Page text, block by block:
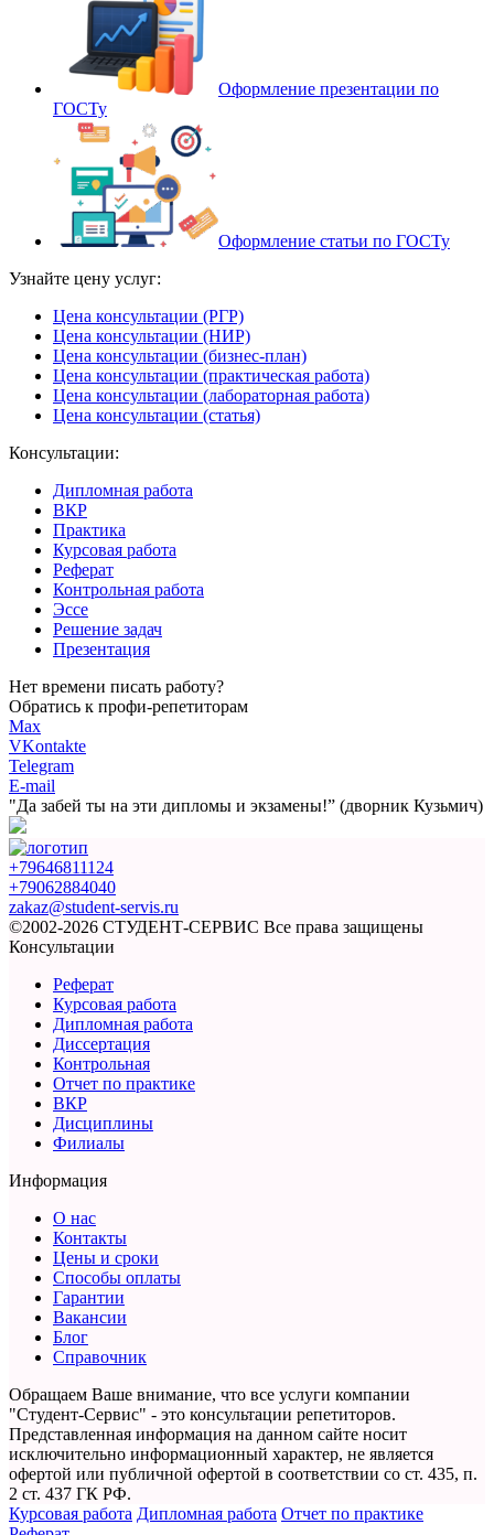
Оформление презентации по
ГОСТу
Оформление статьи по ГОСТу
Узнайте цену услуг:
Цена консультации (РГР)
Цена консультации (НИР)
Цена консультации (бизнес-план)
Цена консультации (практическая работа)
Цена консультации (лабораторная работа)
Цена консультации (статья)
Консультации:
Дипломная работа
ВКР
Практика
Курсовая работа
Реферат
Контрольная работа
Эссе
Решение задач
Презентация
Нет времени писать работу?
Обратись к профи-репетиторам
Max
VKontakte
Telegram
E-mail
"Да забей ты на эти дипломы и экзамены!” (дворник Кузьмич)
+79646811124
+79062884040
zakaz@student-servis.ru
©2002-2026 СТУДЕНТ-СЕРВИС Все права защищены
Консультации
Реферат
Курсовая работа
Дипломная работа
Диссертация
Контрольная
Отчет по практике
ВКР
Дисциплины
Филиалы
Информация
О нас
Контакты
Цены и сроки
Способы оплаты
Гарантии
Вакансии
Блог
Справочник
Обращаем Ваше внимание, что все услуги компании
"Студент-Сервис" - это консультации репетиторов.
Представленная информация на данном сайте носит
исключительно информационный характер, не является
офертой или публичной офертой в соответствии со ст. 435, п.
2 ст. 437 ГК РФ.
Курсовая работа Дипломная работа Отчет по практике